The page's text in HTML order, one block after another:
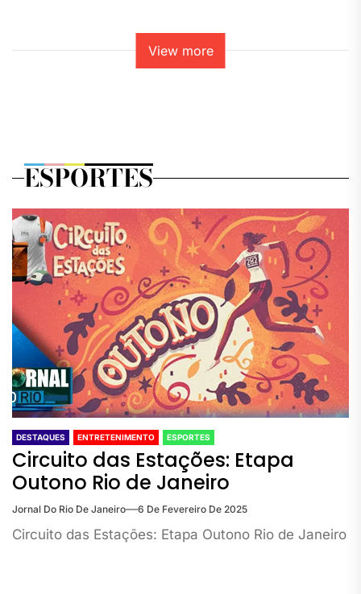
View more
ESPORTES
DESTAQUES ENTRETENIMENTO ESPORTES
Circuito das Estações: Etapa
Outono Rio de Janeiro
Jornal Do Rio De Janeiro 6 De Fevereiro De 2025
Circuito das Estações: Etapa Outono Rio de Janeiro